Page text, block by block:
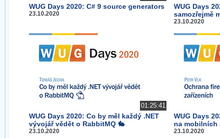
WUG Days 2020: C# 9 source generators
23.10.2020
WUG Days
samozřejmě
23.10.2020
01:25:41
WUG Days 2020: Co by měl každý .NET
vývojář vědět o RabbitMQ 🐇
23.10.2020
WUG Days
na mobilních
23.10.2020